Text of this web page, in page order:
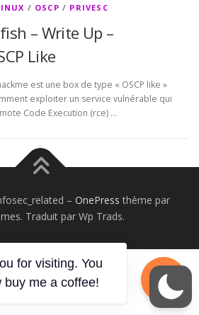
/ OSCP / PRIVESC
– Write Up –
Like
est une box de type « OSCP like »
exploiter un service vulnérable qui
Code Execution (rce) …
– OnePress thème par
Traduit par Wp Trads.
for visiting. You
buy me a coffee!